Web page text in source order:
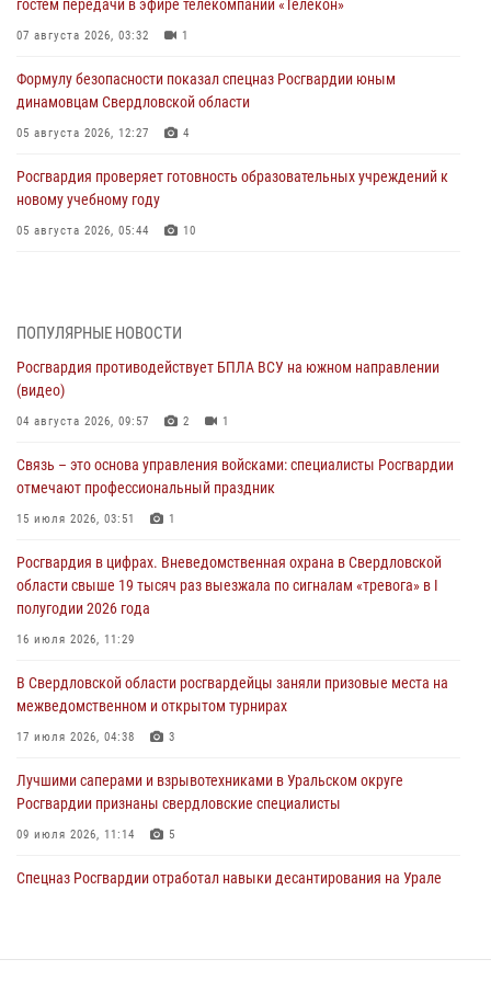
гостем передачи в эфире телекомпании «Телекон»
07 августа 2026, 03:32 1
Формулу безопасности показал спецназ Росгвардии юным
динамовцам Свердловской области
05 августа 2026, 12:27 4
Росгвардия проверяет готовность образовательных учреждений к
новому учебному году
05 августа 2026, 05:44 10
04 августа 2026, 09:57 2
Росгвардия приняла участие в обеспечении безопасности Дня
города в Екатеринбурге
03 августа 2026, 07:43 3
Росгвардия приняла участие в межведомственном
антитеррористическом учении в Свердловской области
31 июля 2026, 12:27 1
Росгвардия обеспечивает безопасность граждан на южном
направлении
31 июля 2026, 06:56
рассказал об итогах работы подразделения в эфире телекомпании
«Телекон»
30 июля 2026, 11:33 1
ПОПУЛЯРНЫЕ НОВОСТИ
Росгвардия противодействует БПЛА ВСУ на южном направлении
(видео)
04 августа 2026, 09:57 2 1
Связь – это основа управления войсками: специалисты Росгвардии
отмечают профессиональный праздник
15 июля 2026, 03:51 1
Росгвардия в цифрах. Вневедомственная охрана в Свердловской
области свыше 19 тысяч раз выезжала по сигналам «тревога» в I
полугодии 2026 года
16 июля 2026, 11:29
В Свердловской области росгвардейцы заняли призовые места на
межведомственном и открытом турнирах
17 июля 2026, 04:38 3
Лучшими саперами и взрывотехниками в Уральском округе
Росгвардии признаны свердловские специалисты
09 июля 2026, 11:14 5
Спецназ Росгвардии отработал навыки десантирования на Урале